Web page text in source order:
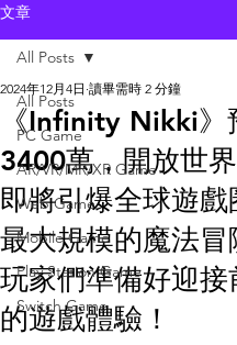
文章
All Posts
PC Game
AR/VR/MR/XR Game
Web Game
Mobile Game
Play Station Game
Switch Game
All Posts
《Infinity Nikki》
3400萬，開放世
即將引爆全球遊戲
最大規模的魔法冒
玩家們準備好迎接
的遊戲體驗！
2024年12月4日 讀畢需時 2 分鐘